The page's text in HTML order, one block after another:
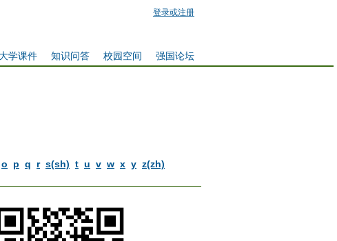
登录或注册
强国论坛
校园空间
知识问答
大学课件
o p q r s(sh) t u v w x y z(zh)